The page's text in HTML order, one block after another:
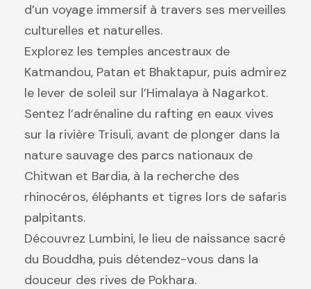
d’un voyage immersif à travers ses merveilles
culturelles et naturelles.
Explorez les temples ancestraux de
Katmandou, Patan et Bhaktapur, puis admirez
le lever de soleil sur l’Himalaya à Nagarkot.
Sentez l’adrénaline du rafting en eaux vives
sur la rivière Trisuli, avant de plonger dans la
nature sauvage des parcs nationaux de
Chitwan et Bardia, à la recherche des
rhinocéros, éléphants et tigres lors de safaris
palpitants.
Découvrez Lumbini, le lieu de naissance sacré
du Bouddha, puis détendez-vous dans la
douceur des rives de Pokhara.